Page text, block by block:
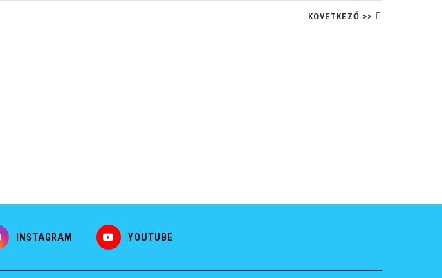
KÖVETKEZŐ >>
INSTAGRAM YOUTUBE